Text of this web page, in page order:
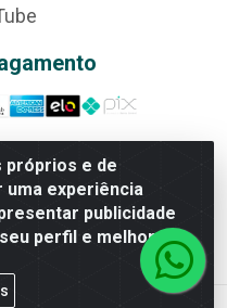
próprios e de
experiência
publicidade
perfil e melhorar a
nº 3860, Jardim das
- CEP 75070-415 -
0002-24